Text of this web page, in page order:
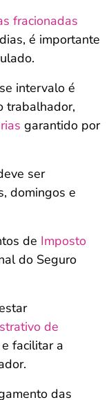
fracionadas
é importante
intervalo é
trabalhador,
garantido por
ser
domingos e
de Imposto
do Seguro
de
facilitar a
das